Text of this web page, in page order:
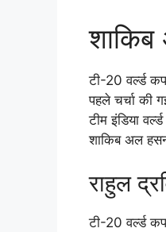
टी-20 वर्ल्ड
पहले चर्चा की
टीम इंडिया
शाकिब अल
राहुल
टी-20 वर्ल्ड